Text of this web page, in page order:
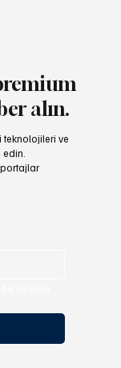
alın.
teknolojileri ve